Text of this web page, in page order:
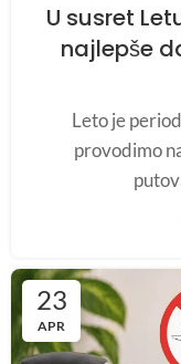
U susret
najlepše
Leto je
provodimo
23
APR